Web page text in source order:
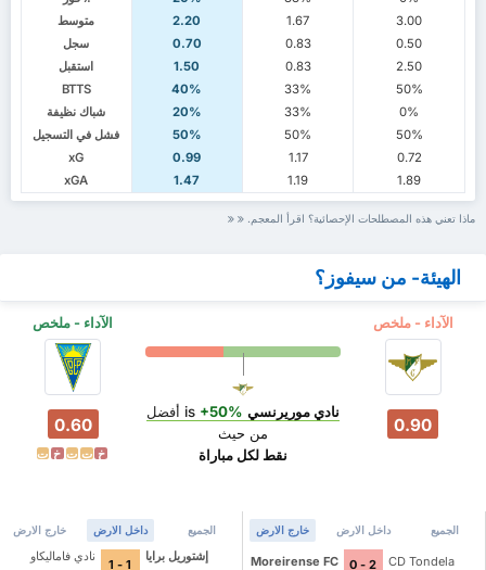
متوسط
2.20 1.67
3.00
سجل
0.70 0.83
0.50
استقبل
1.50 0.83
2.50
BTTS
40% 33%
50%
شباك نظيفة
20% 33%
0%
فشل في التسجيل
50% 50%
50%
xG
0.99 1.17
0.72
xGA
1.47 1.19 1.89
ماذا تعني هذه المصطلحات الإحصائية؟ اقرأ المعجم.
الهيئة- من سيفوز؟
الآداء - ملخص الآداء - ملخص
0.60
خ ت ت خ ت
نادي موريرنسي +50%
أفضل
من حيث
نقط لكل مباراة
0.90
الجميع داخل الارض خارج الارض
نادي فاماليكاو
1 - 1
إشتوريل برايا
الجميع داخل الارض خارج الارض
Moreirense FC 2 - 0
CD Tondela